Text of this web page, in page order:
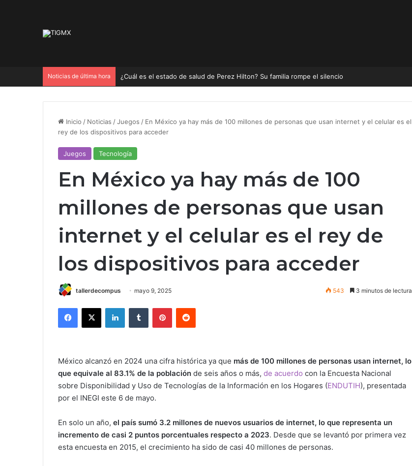
Noticias de última hora A 12 años del derrame en el río Sonora, las comunidades aún viven sin confiar en el agua
Inicio / Noticias /Juegos / En México ya hay más de 100 millones de personas que usan internet y el celular es el
rey de los dispositivos para acceder
Juegos Tecnología
En México ya hay más de 100
millones de personas que usan
internet y el celular es el rey de
los dispositivos para acceder
tallerdecompus mayo 9, 2025 543 3 minutos de lectura
México alcanzó en 2024 una cifra histórica ya que más de 100 millones de personas usan internet, lo
que equivale al 83.1% de la población de seis años o más, de acuerdo con la Encuesta Nacional
sobre Disponibilidad y Uso de Tecnologías de la Información en los Hogares (ENDUTIH), presentada
por el INEGI este 6 de mayo.
En solo un año, el país sumó 3.2 millones de nuevos usuarios de internet, lo que representa un
incremento de casi 2 puntos porcentuales respecto a 2023. Desde que se levantó por primera vez
esta encuesta en 2015, el crecimiento ha sido de casi 40 millones de personas.